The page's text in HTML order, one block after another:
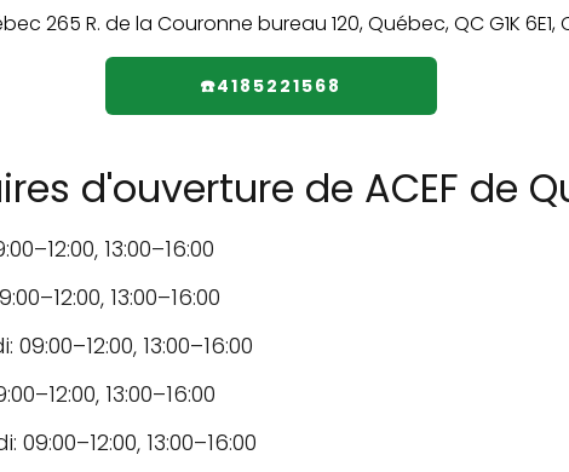
☎️4185221568
d'ouverture de ACEF de
13:00–16:00
13:00–16:00
09:00–12:00, 13:00–16:00
13:00–16:00
09:00–12:00, 13:00–16:00